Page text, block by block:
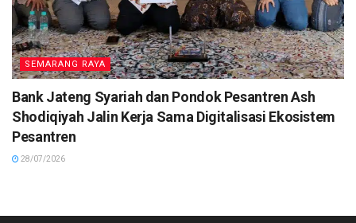
SEMARANG RAYA
Bank Jateng Syariah dan Pondok Pesantren Ash
Shodiqiyah Jalin Kerja Sama Digitalisasi Ekosistem
Pesantren
28/07/2026